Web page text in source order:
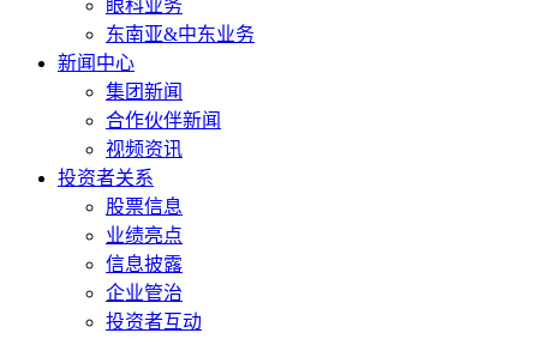
眼科业务
东南亚&中东业务
新闻中心
集团新闻
合作伙伴新闻
视频资讯
投资者关系
股票信息
业绩亮点
信息披露
企业管治
投资者互动